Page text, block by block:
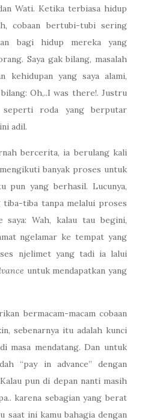
Wati. Ketika terbiasa hidup
cobaan bertubi-tubi sering
bagi hidup mereka yang
Saya gak bilang, masalah
kehidupan yang saya alami,
Oh,..I was there!. Justru
roda yang berputar
adil.
bercerita, ia berulang kali
banyak proses untuk
pun yang berhasil. Lucunya,
tiba tanpa melalui proses
Wah, kalau tau begini,
ngelamar ke tempat yang
njelimet yang tadi ia lalui
untuk mendapatkan yang
bermacam-macam cobaan
sebenarnya itu adalah kunci
masa mendatang. Dan untuk
“pay in advance” dengan
pun di depan nanti masih
karena sebagian yang berat
saat ini kamu bahagia dengan